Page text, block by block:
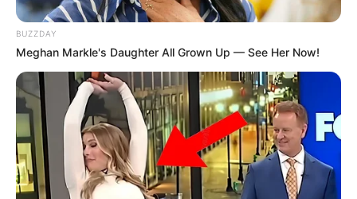
SHARE THIS Share it Tweet
Share it Pin it
PUBLICAÇÕES RELACIONADAS
Política
BUZZDAY
Meghan Markle's Daughter All Grown Up — See Her Now!